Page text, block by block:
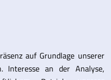
auf Grundlage unserer
Interesse an der Analyse,